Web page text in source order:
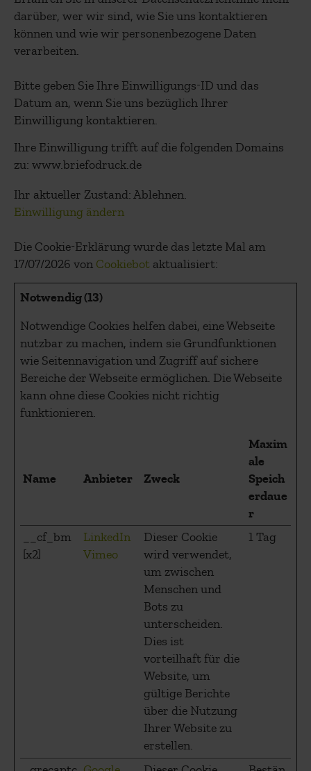
darüber, wer wir sind, wie Sie uns kontaktieren
können und wie wir personenbezogene Daten
verarbeiten.
Bitte geben Sie Ihre Einwilligungs-ID und das
Datum an, wenn Sie uns bezüglich Ihrer
Einwilligung kontaktieren.
Ihre Einwilligung trifft auf die folgenden Domains
zu: www.briefodruck.de
Ihr aktueller Zustand: Ablehnen.
Einwilligung ändern
Die Cookie-Erklärung wurde das letzte Mal am
17/07/2026 von Cookiebot aktualisiert:
Notwendig (13)
Notwendige Cookies helfen dabei, eine Webseite
nutzbar zu machen, indem sie Grundfunktionen
wie Seitennavigation und Zugriff auf sichere
Bereiche der Webseite ermöglichen. Die Webseite
kann ohne diese Cookies nicht richtig
funktionieren.
Name Anbieter Zweck
Maxim
ale
Speich
erdaue
r
__cf_bm
[x2]
LinkedIn
Vimeo
Dieser Cookie
wird verwendet,
um zwischen
Menschen und
Bots zu
unterscheiden.
Dies ist
vorteilhaft für die
Website, um
gültige Berichte
über die Nutzung
Ihrer Website zu
erstellen.
1 Tag